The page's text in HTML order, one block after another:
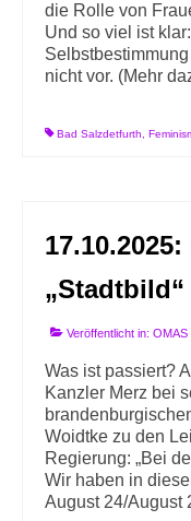
die Rolle von
Und so viel ist
nicht vor. (Mehr
Bad Salzdetfurth
„Stadtbild“
Veröffentlicht in: OMAS
Was ist passiert?
Kanzler Merz bei
Woidtke zu den
Regierung: „Bei
Wir haben in
August 24/August